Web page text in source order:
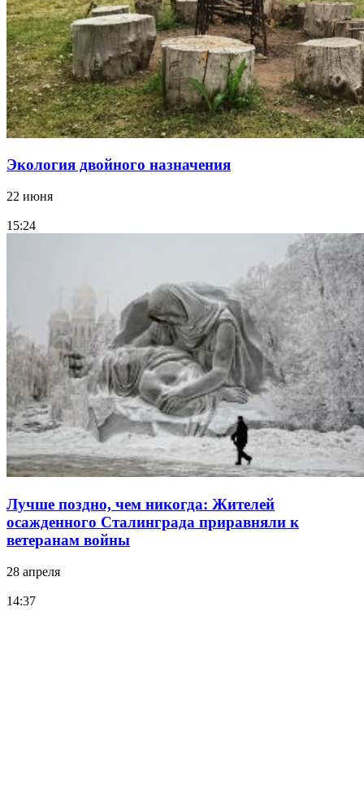
Экология двойного назначения
22 июня
15:24
Лучше поздно, чем никогда: Жителей
осажденного Сталинграда приравняли к
ветеранам войны
28 апреля
14:37